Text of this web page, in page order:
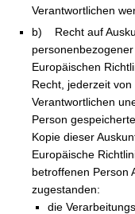
Verantwortlichen
b) Recht auf
Europäischen
Recht, jederzeit
Verantwortlichen
Person
Kopie dieser
Europäische
betroffenen Person
zugestanden:
die